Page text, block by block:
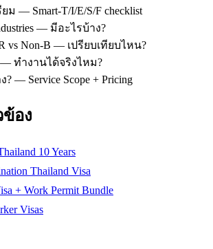
ม — Smart-T/I/E/S/F checklist
— มีอะไรบ้าง?
vs Non-B — เปรียบเทียบไหน?
— ทำงานได้จริงไหม?
— Service Scope + Pricing
ข้อง
10 Years
Thailand Visa
+ Work Permit Bundle
Visas